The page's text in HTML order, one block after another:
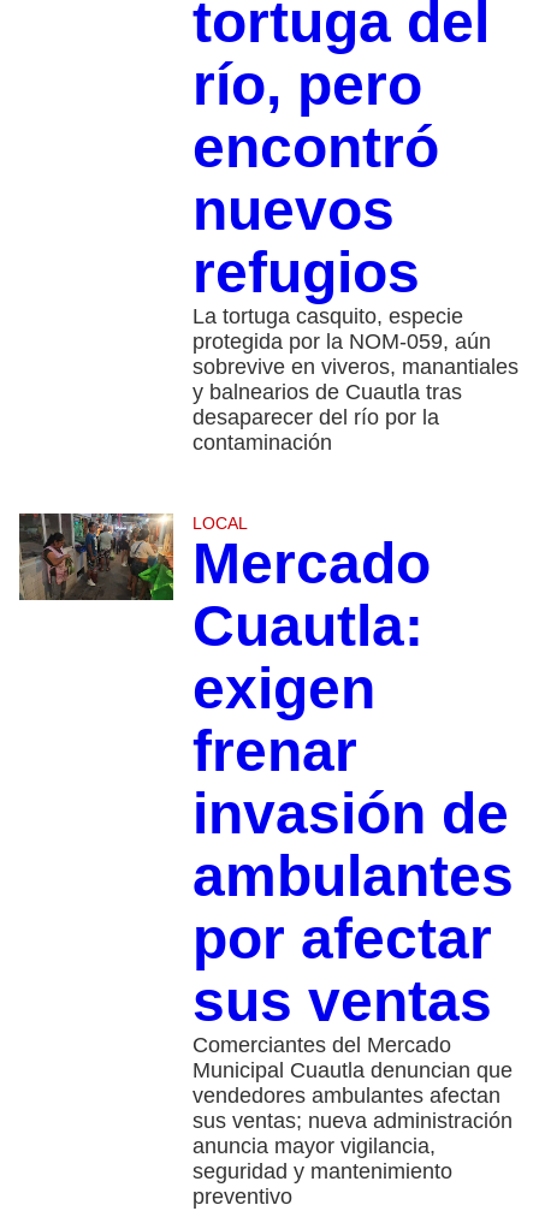
tortuga del
río, pero
encontró
nuevos
refugios
La tortuga casquito, especie
protegida por la NOM-059, aún
sobrevive en viveros, manantiales
y balnearios de Cuautla tras
desaparecer del río por la
contaminación
LOCAL
Mercado
Cuautla:
exigen
frenar
invasión de
ambulantes
por afectar
sus ventas
Comerciantes del Mercado
Municipal Cuautla denuncian que
vendedores ambulantes afectan
sus ventas; nueva administración
anuncia mayor vigilancia,
seguridad y mantenimiento
preventivo